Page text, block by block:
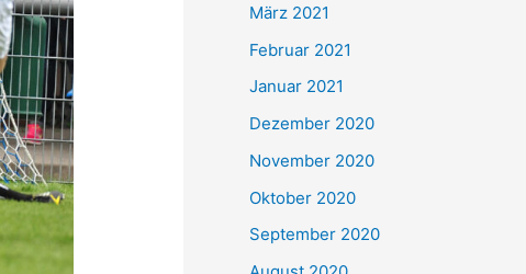
März 2021
Februar 2021
Januar 2021
Dezember 2020
November 2020
Oktober 2020
September 2020